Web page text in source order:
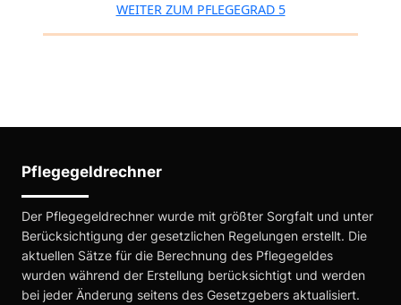
WEITER ZUM PFLEGEGRAD 5
Pflegegeldrechner
Der Pflegegeldrechner wurde mit größter Sorgfalt und unter
Berücksichtigung der gesetzlichen Regelungen erstellt. Die
aktuellen Sätze für die Berechnung des Pflegegeldes
wurden während der Erstellung berücksichtigt und werden
bei jeder Änderung seitens des Gesetzgebers aktualisiert.